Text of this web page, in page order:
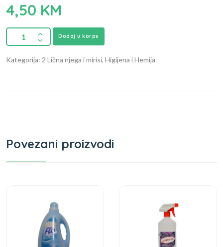
4,50 KM
Dodaj u korpu
Kategorija: 2 Lična njega i mirisi, Higijena i Hemija
Povezani proizvodi